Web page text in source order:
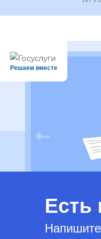
Есть
Решаем вместе